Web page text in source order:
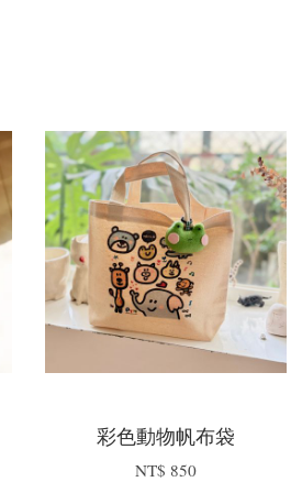
彩色動物帆布袋
NT$ 850